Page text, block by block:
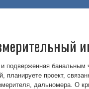
подверженная банальным
планируете проект,
дальномера. О